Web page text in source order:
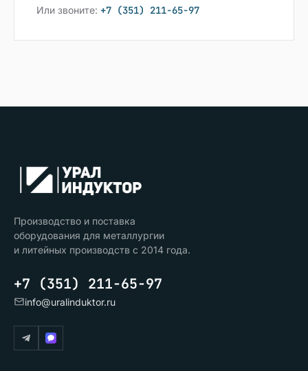
Или звоните: +7 (351) 211-65-97
Производство и поставка
оборудования для металлургии
и литейных производств с 2014 года.
+7 (351) 211-65-97
info@uralinduktor.ru